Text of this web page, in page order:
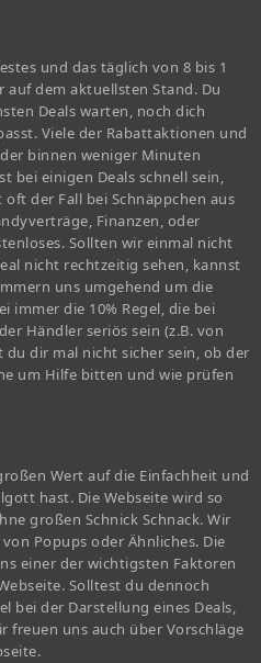
und das täglich von 8 bis 1
dem aktuellsten Stand. Du
Deals warten, noch dich
Viele der Rabattaktionen und
binnen weniger Minuten
bei einigen Deals schnell sein,
der Fall bei Schnäppchen aus
Finanzen, oder
Sollten wir einmal nicht
nicht rechtzeitig sehen, kannst
uns umgehend um die
immer die 10% Regel, die bei
Händler seriös sein (z.B. von
dir mal nicht sicher sein, ob der
um Hilfe bitten und wie prüfen
Wert auf die Einfachheit und
hast. Die Webseite wird so
großen Schnick Schnack. Wir
Popups oder Ähnliches. Die
einer der wichtigsten Faktoren
Solltest du dennoch
bei der Darstellung eines Deals,
freuen uns auch über Vorschläge